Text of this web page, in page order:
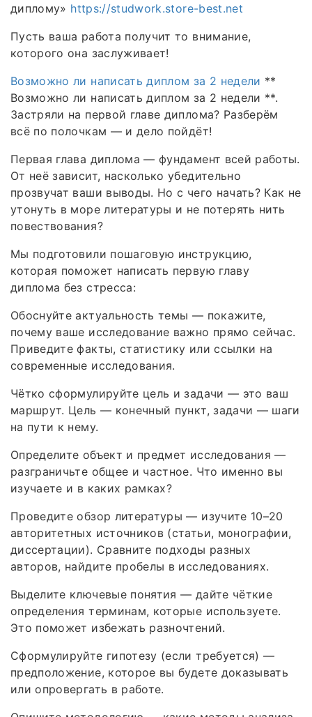
диплому» https://studwork.store-best.net
Пусть ваша работа получит то внимание,
которого она заслуживает!
Возможно ли написать диплом за 2 недели **
Возможно ли написать диплом за 2 недели **.
Застряли на первой главе диплома? Разберём
всё по полочкам — и дело пойдёт!
Первая глава диплома — фундамент всей работы.
От неё зависит, насколько убедительно
прозвучат ваши выводы. Но с чего начать? Как не
утонуть в море литературы и не потерять нить
повествования?
Мы подготовили пошаговую инструкцию,
которая поможет написать первую главу
диплома без стресса:
Обоснуйте актуальность темы — покажите,
почему ваше исследование важно прямо сейчас.
Приведите факты, статистику или ссылки на
современные исследования.
Чётко сформулируйте цель и задачи — это ваш
маршрут. Цель — конечный пункт, задачи — шаги
на пути к нему.
Определите объект и предмет исследования —
разграничьте общее и частное. Что именно вы
изучаете и в каких рамках?
Проведите обзор литературы — изучите 10–20
авторитетных источников (статьи, монографии,
диссертации). Сравните подходы разных
авторов, найдите пробелы в исследованиях.
Выделите ключевые понятия — дайте чёткие
определения терминам, которые используете.
Это поможет избежать разночтений.
Сформулируйте гипотезу (если требуется) —
предположение, которое вы будете доказывать
или опровергать в работе.